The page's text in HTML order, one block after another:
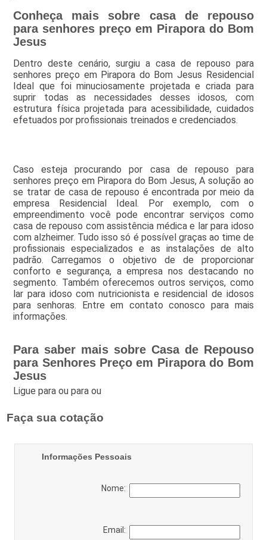
Conheça mais sobre casa de repouso
para senhores preço em Pirapora do Bom
Jesus
Dentro deste cenário, surgiu a casa de repouso para
senhores preço em Pirapora do Bom Jesus Residencial
Ideal que foi minuciosamente projetada e criada para
suprir todas as necessidades desses idosos, com
estrutura física projetada para acessibilidade, cuidados
efetuados por profissionais treinados e credenciados.
Caso esteja procurando por casa de repouso para
senhores preço em Pirapora do Bom Jesus, A solução ao
se tratar de casa de repouso é encontrada por meio da
empresa Residencial Ideal. Por exemplo, com o
empreendimento você pode encontrar serviços como
casa de repouso com assistência médica e lar para idoso
com alzheimer. Tudo isso só é possível graças ao time de
profissionais especializados e as instalações de alto
padrão. Carregamos o objetivo de de proporcionar
conforto e segurança, a empresa nos destacando no
segmento. Também oferecemos outros serviços, como
lar para idoso com nutricionista e residencial de idosos
para senhoras. Entre em contato conosco para mais
informações.
Para saber mais sobre Casa de Repouso
para Senhores Preço em Pirapora do Bom
Jesus
Ligue paraou paraou
Faça sua cotação
Informações Pessoais
Nome:
Email: